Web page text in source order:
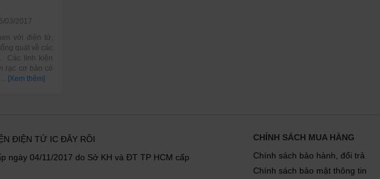
03/2017
với điện tử,
quát về các
Các linh kiện
rạc cơ bản có
[Xem thêm]
ĐIỆN TỬ IC ĐÂY RỒI
ngày 04/11/2017 do Sở KH và ĐT TP HCM cấp
CHÍNH SÁCH MUA HÀNG
Chính sách bảo hành, đổi trả
Chính sách bảo mật thông tin